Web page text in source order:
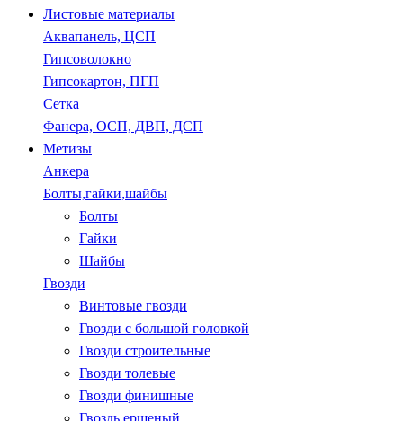
Листовые материалы
Аквапанель, ЦСП
Гипсоволокно
Гипсокартон, ПГП
Сетка
Фанера, ОСП, ДВП, ДСП
Метизы
Анкера
Болты,гайки,шайбы
Болты
Гайки
Шайбы
Гвозди
Винтовые гвозди
Гвозди с большой головкой
Гвозди строительные
Гвозди толевые
Гвозди финишные
Гвоздь ершеный